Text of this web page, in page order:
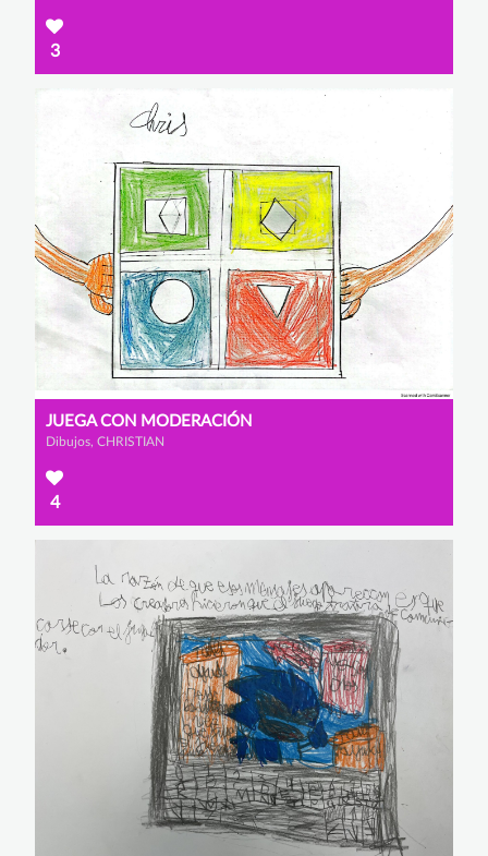
3
JUEGA CON MODERACIÓN
Dibujos, CHRISTIAN
4